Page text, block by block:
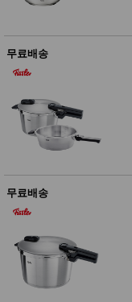
무료배송
무료배송